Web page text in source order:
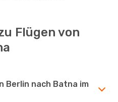
Flügen von
Berlin nach Batna im